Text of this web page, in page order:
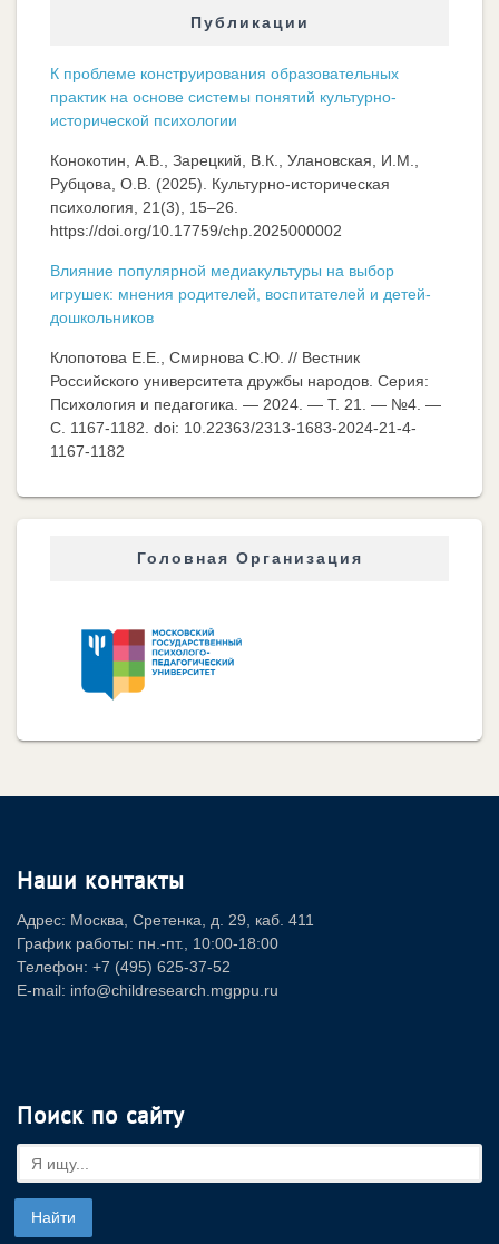
Публикации
К проблеме конструирования образовательных
практик на основе системы понятий культурно-
исторической психологии
Конокотин, А.В., Зарецкий, В.К., Улановская, И.М.,
Рубцова, О.В. (2025). Культурно-историческая
психология, 21(3), 15–26.
https://doi.org/10.17759/chp.2025000002
Влияние популярной медиакультуры на выбор
игрушек: мнения родителей, воспитателей и детей-
дошкольников
Клопотова Е.Е., Смирнова С.Ю. // Вестник
Российского университета дружбы народов. Серия:
Психология и педагогика. — 2024. — Т. 21. — №4. —
C. 1167-1182. doi: 10.22363/2313-1683-2024-21-4-
1167-1182
Головная Организация
Наши контакты
Адрес: Москва, Сретенка, д. 29, каб. 411
График работы: пн.-пт., 10:00-18:00
Телефон: +7 (495) 625-37-52
E-mail: info@childresearch.mgppu.ru
Поиск по сайту